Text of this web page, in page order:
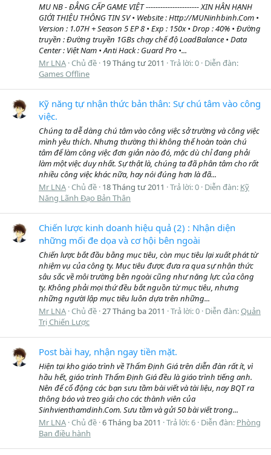
MU NB - ĐẲNG CẤP GAME VIỆT ---------------------- XIN HÂN HẠNH
GIỚI THIỆU THÔNG TIN SV • Website : Http://MUNinhbinh.Com •
Version : 1.07H + Season 5 EP 8 • Exp : 150x • Drop : 40% • Đường
truyền : Đường truyền 1GBs chạy chế độ LoadBalance • Data
Center : Việt Nam • Anti Hack : Guard Pro •...
Mr LNA Chủ đề 19 Tháng tư 2011 Trả lời: 0 Diễn đàn:
Games Offline
Kỹ năng tự nhận thức bản thân: Sự chú tâm vào công
việc.
Chúng ta dễ dàng chú tâm vào công việc sở trường và công việc
mình yêu thích. Nhưng thường thì không thể hoàn toàn chú
tâm để làm công việc đơn giản nào đó, mặc dù chỉ đang phải
làm một việc duy nhất. Sự thật là, chúng ta đã phân tâm cho rất
nhiều công việc khác nữa, hay nói đúng hơn là đã...
Mr LNA Chủ đề 18 Tháng tư 2011 Trả lời: 0 Diễn đàn: Kỹ
Năng Lãnh Đạo Bản Thân
Chiến lược kinh doanh hiệu quả (2) : Nhận diện
những mối đe dọa và cơ hội bên ngoài
Chiến lược bắt đầu bằng mục tiêu, còn mục tiêu lại xuất phát từ
nhiệm vụ của công ty. Mục tiêu được đưa ra qua sự nhận thức
sâu sắc về môi trường bên ngoài cũng như năng lực của công
ty. Không phải mọi thứ đều bắt nguồn từ mục tiêu, nhưng
những người lập mục tiêu luôn dựa trên những...
Mr LNA Chủ đề 27 Tháng ba 2011 Trả lời: 0 Diễn đàn:Quản
Trị Chiến Lược
Post bài hay, nhận ngay tiền mặt.
Hiện tại kho giáo trình về Thẩm Định Giá trên diễn đàn rất ít, vì
hầu hết, giáo trình Thẩm Định Giá đều là giáo trình tiếng anh.
Nên để cổ động các bạn sưu tầm bài viết và tài liệu, nay BQT ra
thông báo và treo giải cho các thành viên của
Sinhvienthamdinh.Com. Sưu tầm và gửi 50 bài viết trong...
Mr LNA Chủ đề 6 Tháng ba 2011 Trả lời: 6 Diễn đàn: Phòng
Ban điều hành